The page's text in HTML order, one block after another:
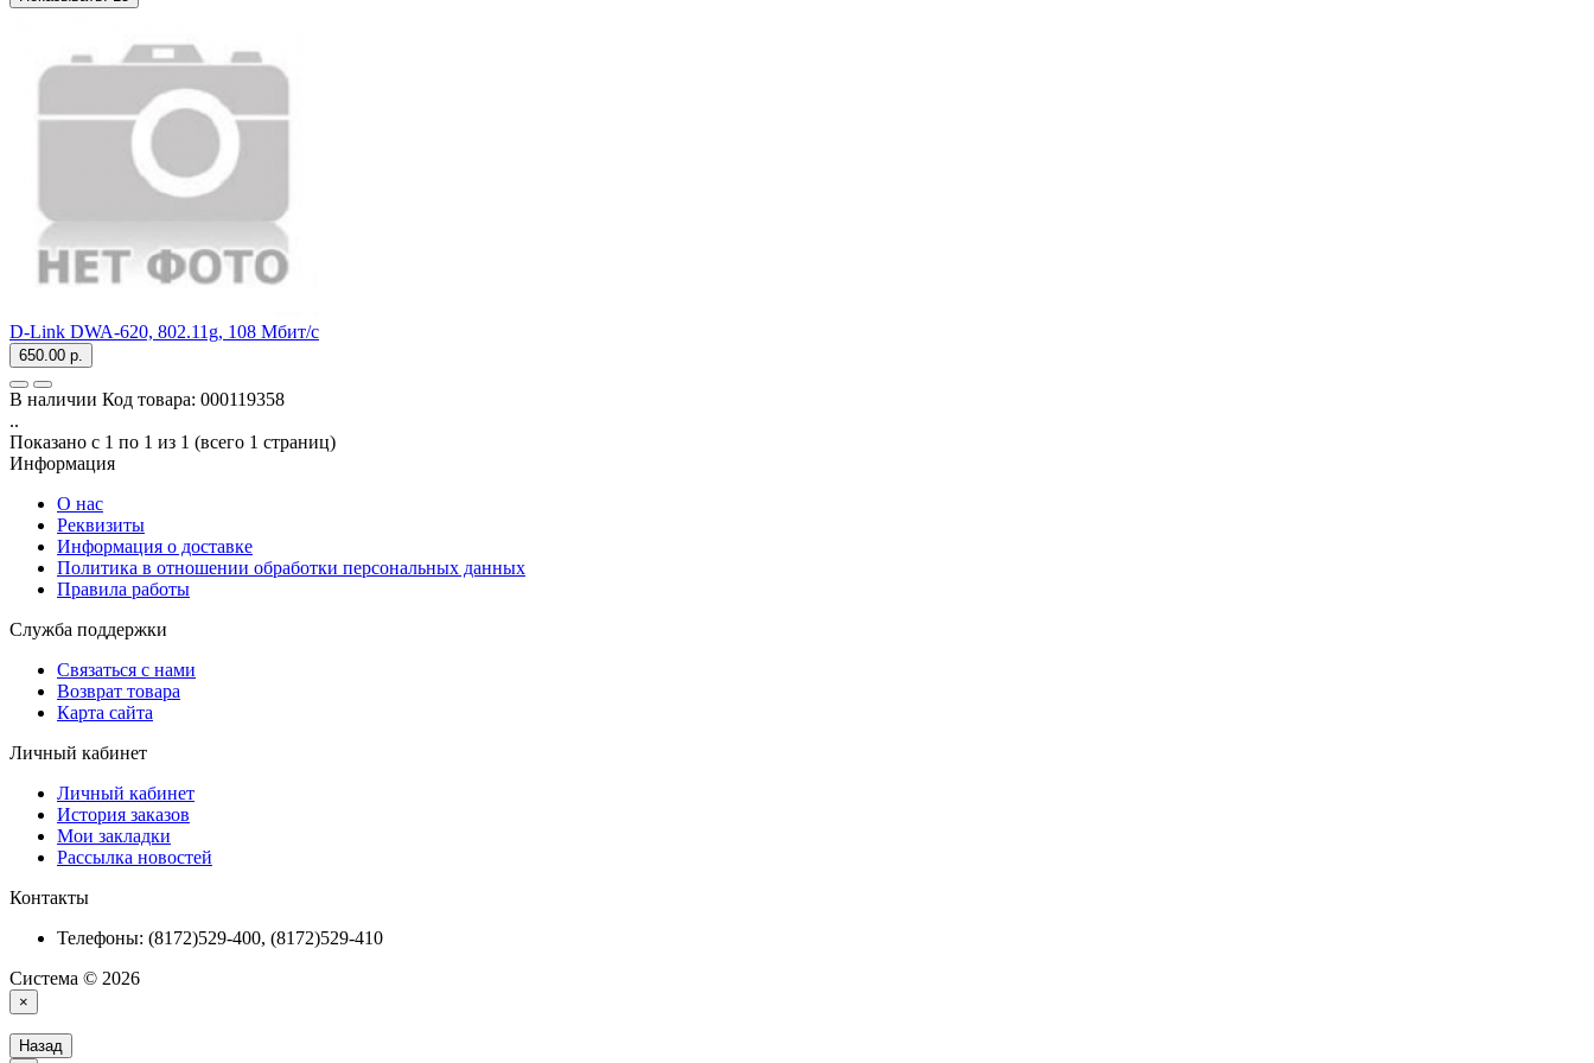
D-Link DWA-620, 802.11g, 108 Мбит/с
650.00 р.
В наличии Код товара: 000119358
..
Показано с 1 по 1 из 1 (всего 1 страниц)
Информация
О нас
Реквизиты
Информация о доставке
Политика в отношении обработки персональных данных
Правила работы
Служба поддержки
Связаться с нами
Возврат товара
Карта сайта
Личный кабинет
Личный кабинет
История заказов
Мои закладки
Рассылка новостей
Контакты
Телефоны: (8172)529-400, (8172)529-410
Система © 2026
×
Назад